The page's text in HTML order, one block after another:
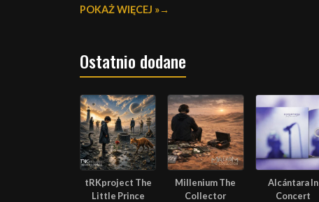
POKAŻ WIĘCEJ »
Ostatnio dodane
tRKproject The
Little Prince
Millenium The
Collector
Alcántara In
Concert